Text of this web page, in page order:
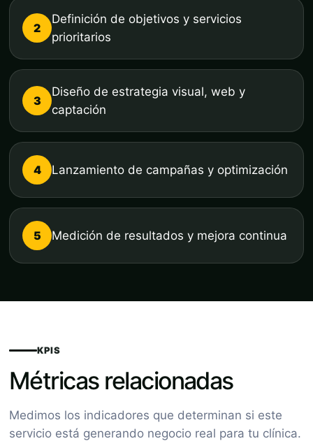
2
Definición de objetivos y servicios
prioritarios
3
Diseño de estrategia visual, web y
captación
4 Lanzamiento de campañas y optimización
5 Medición de resultados y mejora continua
KPIS
Métricas relacionadas
Medimos los indicadores que determinan si este
servicio está generando negocio real para tu clínica.